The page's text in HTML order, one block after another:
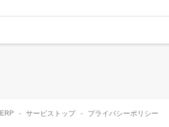
- サービストップ - プライバシーポリシー